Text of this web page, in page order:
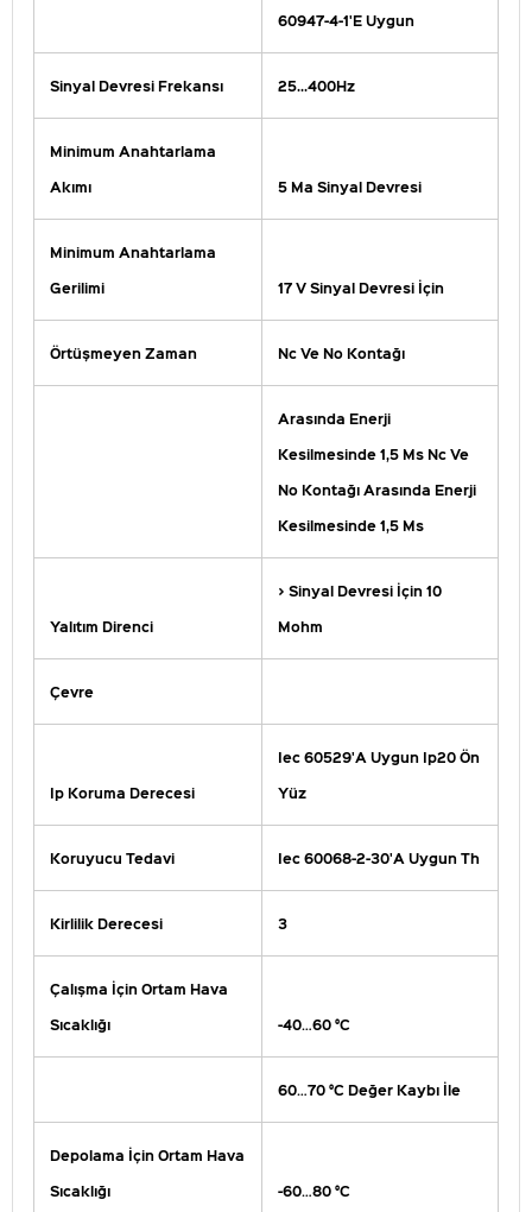
60947-4-1'E Uygun
Sinyal Devresi Frekansı 25...400Hz
Minimum Anahtarlama
Akımı
5 Ma Sinyal Devresi
Minimum Anahtarlama
Gerilimi
17 V Sinyal Devresi İçin
Örtüşmeyen Zaman Nc Ve No Kontağı
Arasında Enerji
Kesilmesinde 1,5 Ms Nc Ve
No Kontağı Arasında Enerji
Kesilmesinde 1,5 Ms
Yalıtım Direnci
> Sinyal Devresi İçin 10
Mohm
Çevre
Ip Koruma Derecesi
Iec 60529'A Uygun Ip20 Ön
Yüz
Koruyucu Tedavi Iec 60068-2-30'A Uygun Th
Kirlilik Derecesi 3
Çalışma İçin Ortam Hava
Sıcaklığı
-40…60 °C
60…70 °C Değer Kaybı İle
Depolama İçin Ortam Hava
Sıcaklığı
-60…80 °C